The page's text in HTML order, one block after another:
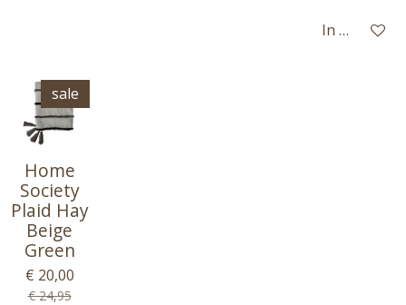
In
sale
Home
Society
Plaid Hay
Beige
Green
€ 20,00
€ 24,95